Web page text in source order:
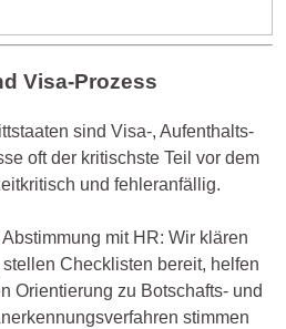
Visa-Prozess
sind Visa-, Aufenthalts-
oft der kritischste Teil vor dem
und fehleranfällig.
mit HR: Wir klären
Checklisten bereit, helfen
Orientierung zu Botschafts- und
stimmen